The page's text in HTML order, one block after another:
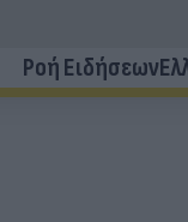
Ροή Ειδήσεων